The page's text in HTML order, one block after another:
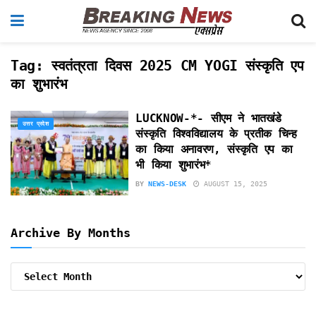
Tag:स्वतंत्रता दिवस 2025 CM YOGI संस्कृति एप
का शुभारंभ
उत्तर प्रदेश
LUCKNOW-*- सीएम ने भातखंडे
संस्कृति विश्वविद्यालय के प्रतीक चिन्ह
का किया अनावरण, संस्कृति एप का
भी किया शुभारंभ*
BY NEWS-DESK AUGUST 15, 2025
Archive By Months